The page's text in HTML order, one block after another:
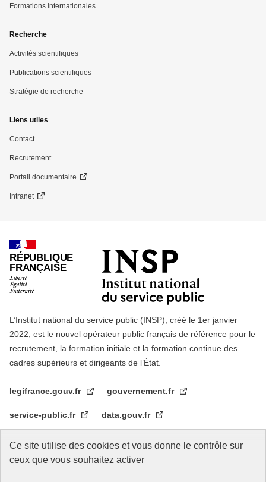
Ce site utilise des cookies et vous donne le contrôle sur
ceux que vous souhaitez activer
Formations internationales
Recherche
Activités scientifiques
Publications scientifiques
Stratégie de recherche
Liens utiles
Contact
Recrutement
Portail documentaire
Intranet
RÉPUBLIQUE
FRANÇAISE
L’Institut national du service public (INSP), créé le 1er janvier
2022, est le nouvel opérateur public français de référence pour le
recrutement, la formation initiale et la formation continue des
cadres supérieurs et dirigeants de l’État.
legifrance.gouv.fr gouvernement.fr
service-public.fr data.gouv.fr
Nos partenaires